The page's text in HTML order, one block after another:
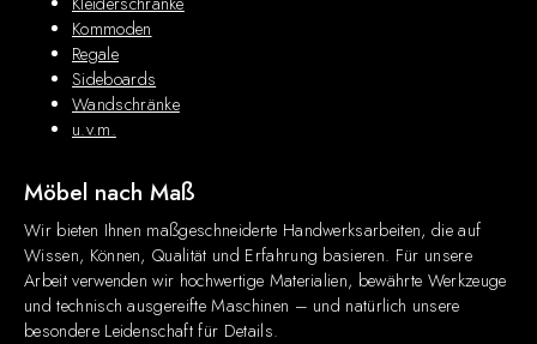
Kommoden
Regale
Sideboards
Wandschränke
u.v.m.
Möbel nach Maß
Wir bieten Ihnen maßgeschneiderte Handwerksarbeiten, die auf
Wissen, Können, Qualität und Erfahrung basieren. Für unsere
Arbeit verwenden wir hochwertige Materialien, bewährte Werkzeuge
und technisch ausgereifte Maschinen – und natürlich unsere
besondere Leidenschaft für Details.